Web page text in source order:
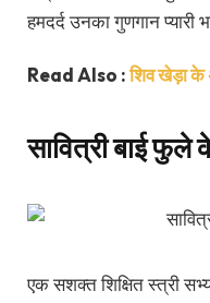
हमदर्द उनका गुणगान प्यारी
Read Also :शिव खेड़ा के
सावित्री बाई फुले
एक सशक्त शिक्षित स्त्री